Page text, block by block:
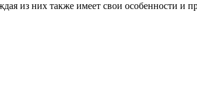
из них также имеет свои особенности и